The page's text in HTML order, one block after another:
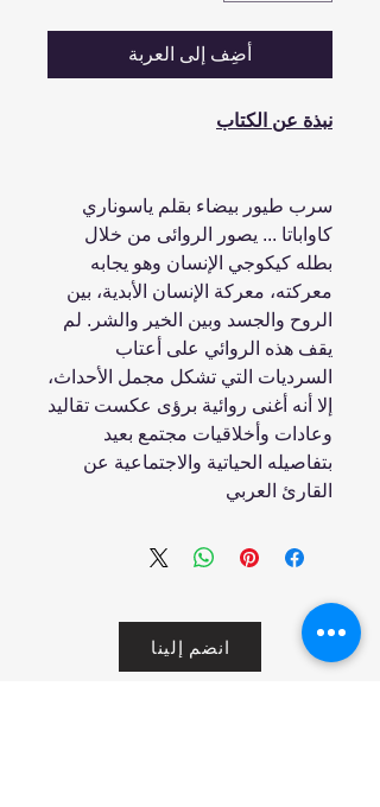
أضِف إلى العربة
نبذة عن الكتاب
سرب طيور بيضاء بقلم ياسوناري
كاواباتا ... يصور الروائى من خلال
بطله كيكوجي الإنسان وهو يجابه
معركته، معركة الإنسان الأبدية، بين
الروح والجسد وبين الخير والشر. لم
يقف هذه الروائي على أعتاب
السرديات التي تشكل مجمل الأحداث،
إلا أنه أغنى روائية برؤى عكست تقاليد
وعادات وأخلاقيات مجتمع بعيد
بتفاصيله الحياتية والاجتماعية عن
القارئ العربي
انضم إلينا